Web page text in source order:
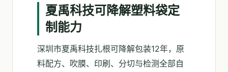
夏禹科技可降解塑料袋定
制能力
深圳市夏禹科技扎根可降解包装12年，原
料配方、吹膜、印刷、分切与检测全部自